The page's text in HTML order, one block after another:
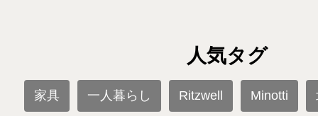
人気タグ
家具 一人暮らし Ritzwell Minotti